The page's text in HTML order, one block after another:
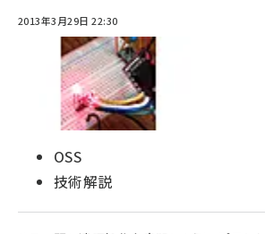
2013年3月29日 22:30
OSS
技術解説